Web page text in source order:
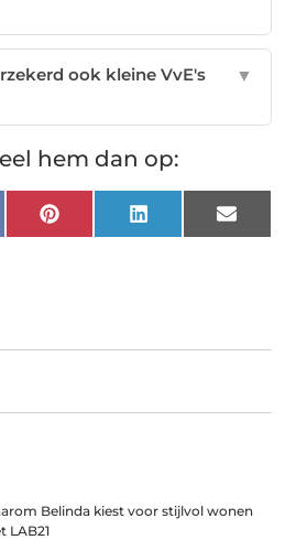
ook kleine VvE's
▼
hem dan op:
Pinterest LinkedIn Email
Belinda kiest voor stijlvol wonen
LAB21